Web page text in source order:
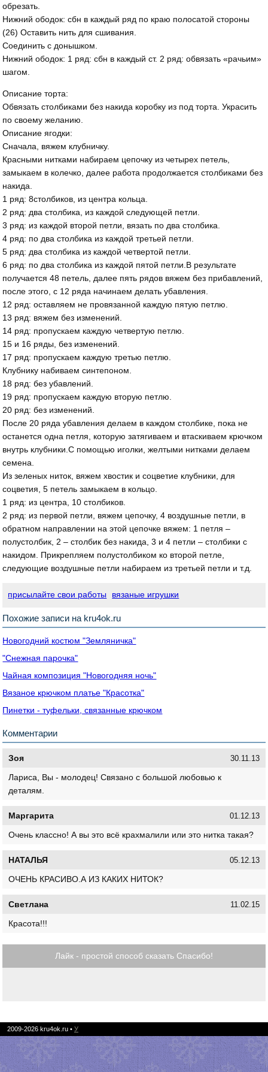
обрезать.
Нижний ободок: сбн в каждый ряд по краю полосатой стороны
(26) Оставить нить для сшивания.
Соединить с донышком.
Нижний ободок: 1 ряд: сбн в каждый ст. 2 ряд: обвязать «рачьим»
шагом.
Описание торта:
Обвязать столбиками без накида коробку из под торта. Украсить
по своему желанию.
Описание ягодки:
Сначала, вяжем клубничку.
Красными нитками набираем цепочку из четырех петель,
замыкаем в колечко, далее работа продолжается столбиками без
накида.
1 ряд: 8столбиков, из центра кольца.
2 ряд: два столбика, из каждой следующей петли.
3 ряд: из каждой второй петли, вязать по два столбика.
4 ряд: по два столбика из каждой третьей петли.
5 ряд: два столбика из каждой четвертой петли.
6 ряд: по два столбика из каждой пятой петли.В результате
получается 48 петель, далее пять рядов вяжем без прибавлений,
после этого, с 12 ряда начинаем делать убавления.
12 ряд: оставляем не провязанной каждую пятую петлю.
13 ряд: вяжем без изменений.
14 ряд: пропускаем каждую четвертую петлю.
15 и 16 ряды, без изменений.
17 ряд: пропускаем каждую третью петлю.
Клубнику набиваем синтепоном.
18 ряд: без убавлений.
19 ряд: пропускаем каждую вторую петлю.
20 ряд: без изменений.
После 20 ряда убавления делаем в каждом столбике, пока не
останется одна петля, которую затягиваем и втаскиваем крючком
внутрь клубники.С помощью иголки, желтыми нитками делаем
семена.
Из зеленых ниток, вяжем хвостик и соцветие клубники, для
соцветия, 5 петель замыкаем в кольцо.
1 ряд: из центра, 10 столбиков.
2 ряд: из первой петли, вяжем цепочку, 4 воздушные петли, в
обратном направлении на этой цепочке вяжем: 1 петля –
полустолбик, 2 – столбик без накида, 3 и 4 петли – столбики с
накидом. Прикрепляем полустолбиком ко второй петле,
следующие воздушные петли набираем из третьей петли и т.д.
присылайте свои работы вязаные игрушки
Похожие записи на kru4ok.ru
Новогодний костюм "Земляничка"
"Снежная парочка"
Чайная композиция "Новогодняя ночь"
Вязаное крючком платье "Красотка"
Пинетки - туфельки, связанные крючком
Комментарии
Зоя 30.11.13
Лариса, Вы - молодец! Связано с большой любовью к
деталям.
Маргарита 01.12.13
Очень классно! А вы это всё крахмалили или это нитка такая?
НАТАЛЬЯ 05.12.13
ОЧЕНЬ КРАСИВО.А ИЗ КАКИХ НИТОК?
Светлана 11.02.15
Красота!!!
Лайк - простой способ сказать Спасибо!
2009-2026 kru4ok.ru • У